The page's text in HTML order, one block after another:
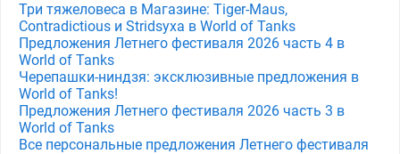
Три тяжеловеса в Магазине: Tiger-Maus,
Contradictious и Stridsyxa в World of Tanks
Предложения Летнего фестиваля 2026 часть 4 в
World of Tanks
Черепашки-ниндзя: эксклюзивные предложения в
World of Tanks!
Предложения Летнего фестиваля 2026 часть 3 в
World of Tanks
Все персональные предложения Летнего фестиваля